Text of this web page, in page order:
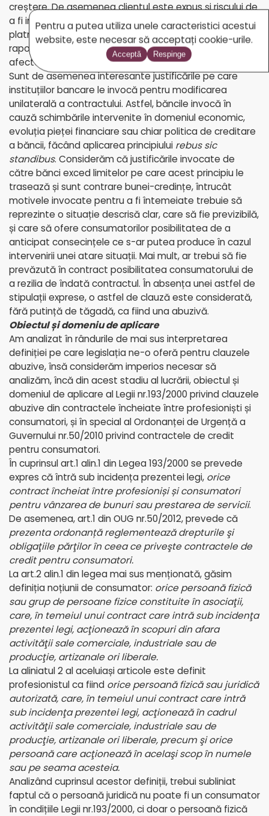
creștere. De asemenea clientul este expus și riscului de
a fi introdus în Centrala Riscurilor Bancare ca fiind rău-
platnic, fără ca acesta să aibă vreo culpă în derularea
raporturilor contractuale, fapt ce este de natură să îl
afecteze economic, reputațional și moral.
Sunt de asemenea interesante justificările pe care
instituțiilor bancare le invocă pentru modificarea
unilaterală a contractului. Astfel, băncile invocă în
cauză schimbările intervenite în domeniul economic,
evoluția pieței financiare sau chiar politica de creditare
a băncii, făcând aplicarea principiului rebus sic
standibus. Considerăm că justificările invocate de
către bănci exced limitelor pe care acest principiu le
trasează și sunt contrare bunei-credințe, întrucât
motivele invocate pentru a fi întemeiate trebuie să
reprezinte o situație descrisă clar, care să fie previzibilă,
și care să ofere consumatorilor posibilitatea de a
anticipat consecințele ce s-ar putea produce în cazul
intervenirii unei atare situații. Mai mult, ar trebui să fie
prevăzută în contract posibilitatea consumatorului de
a rezilia de îndată contractul. În absența unei astfel de
stipulații exprese, o astfel de clauză este considerată,
fără putință de tăgadă, ca fiind una abuzivă.
Obiectul și domeniu de aplicare
Am analizat în rândurile de mai sus interpretarea
definiției pe care legislația ne-o oferă pentru clauzele
abuzive, însă considerăm imperios necesar să
analizăm, încă din acest stadiu al lucrării, obiectul și
domeniul de aplicare al Legii nr.193/2000 privind clauzele
abuzive din contractele încheiate între profesioniști și
consumatori, și în special al Ordonanței de Urgență a
Guvernului nr.50/2010 privind contractele de credit
pentru consumatori.
În cuprinsul art.1 alin.1 din Legea 193/2000 se prevede
expres că întră sub incidența prezentei legi, orice
contract încheiat între profesioniși și consumatori
pentru vânzarea de bunuri sau prestarea de servicii.
De asemenea, art.1 din OUG nr.50/2012, prevede că
prezenta ordonanță reglementează drepturile şi
obligaţiile părţilor în ceea ce priveşte contractele de
credit pentru consumatori.
La art.2 alin.1 din legea mai sus menționată, găsim
definiția noțiunii de consumator: orice persoană fizică
sau grup de persoane fizice constituite în asociaţii,
care, în temeiul unui contract care intră sub incidenţa
prezentei legi, acţionează în scopuri din afara
activităţii sale comerciale, industriale sau de
producţie, artizanale ori liberale.
La aliniatul 2 al aceluiași articole este definit
profesionistul ca fiind orice persoană fizică sau juridică
autorizată, care, în temeiul unui contract care intră
sub incidenţa prezentei legi, acţionează în cadrul
activităţii sale comerciale, industriale sau de
producţie, artizanale ori liberale, precum şi orice
persoană care acţionează în acelaşi scop în numele
sau pe seama acesteia.
Analizând cuprinsul acestor definiții, trebui subliniat
faptul că o persoană juridică nu poate fi un consumator
în condițiile Legii nr.193/2000, ci doar o persoană fizică
Pentru a putea utiliza unele caracteristici acestui
website, este necesar să acceptați cookie-urile.
Acceptă Respinge